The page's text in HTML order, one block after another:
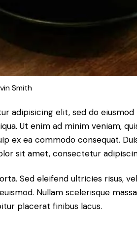
Smith
adipisicing elit, sed do
Ut enim ad minim veniam,
ex ea commodo consequat.
sit amet, consectetur
Sed eleifend ultricies risus,
Nullam scelerisque
placerat finibus lacus.